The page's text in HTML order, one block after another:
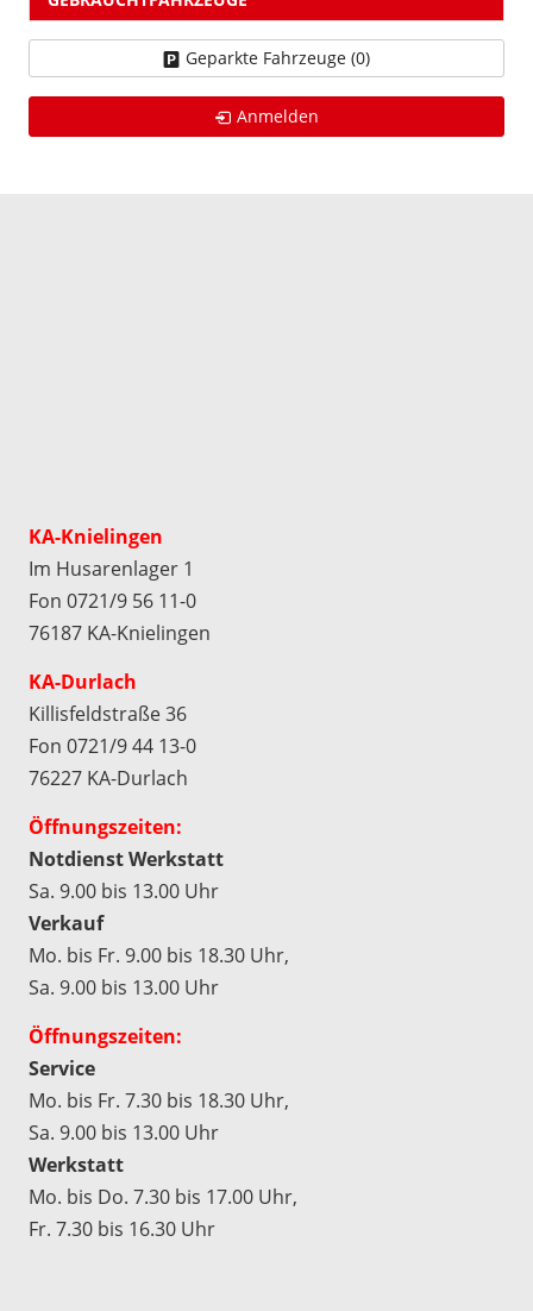
Geparkte Fahrzeuge (0)
Anmelden
KA-Knielingen
Im Husarenlager 1
Fon 0721/9 56 11-0
76187 KA-Knielingen
KA-Durlach
Killisfeldstraße 36
Fon 0721/9 44 13-0
76227 KA-Durlach
Öffnungszeiten:
Notdienst Werkstatt
Sa. 9.00 bis 13.00 Uhr
Verkauf
Mo. bis Fr. 9.00 bis 18.30 Uhr,
Sa. 9.00 bis 13.00 Uhr
Öffnungszeiten:
Service
Mo. bis Fr. 7.30 bis 18.30 Uhr,
Sa. 9.00 bis 13.00 Uhr
Werkstatt
Mo. bis Do. 7.30 bis 17.00 Uhr,
Fr. 7.30 bis 16.30 Uhr